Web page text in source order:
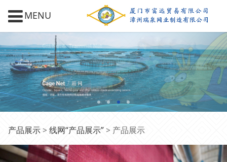
MENU
产品展示
产品展示> 线网“产品展示”> 产品展示